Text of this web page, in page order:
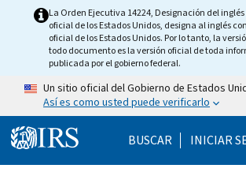
Skip to main content
La Orden Ejecutiva 14224, Designación del
oficial de los Estados Unidos, designa al inglés
oficial de los Estados Unidos. Por lo tanto, la
todo documento es la versión oficial de toda
publicada por el gobierno federal.
Un sitio oficial del Gobierno de Estados
Así es como usted puede verificarlo
BUSCAR Help
INICIAR